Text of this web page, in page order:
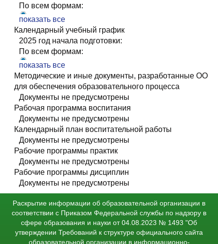
Заочная:
РП_Лабораторное дело
По всем формам:
УП+УТП Лабораторное дело
ОПОП Лабораторное дело
2024 год начала подготовки:
Заочная:
УП_УТП Лабораторное дело_2024
2023 год начала подготовки:
Заочная:
УП_Лабораторное дело
показать все
Календарный учебный график
2025 год начала подготовки:
По всем формам:
УП+УТП Лабораторное дело
ОПОП Лабораторное дело
По всем годам:
Заочная:
КГ_Лабораторное дело
показать все
Методические и иные документы, разработанные ОО
для обеспечения образовательного процесса
Документы не предусмотрены
Рабочая программа воспитания
Документы не предусмотрены
Календарный план воспитательной работы
Документы не предусмотрены
Рабочие программы практик
Документы не предусмотрены
Рабочие программы дисциплин
Документы не предусмотрены
Раскрытие информации об образовательной организации в
соответствии с Приказом Федеральной службы по надзору в
сфере образования и науки от 04.08.2023 № 1493 "Об
утверждении Требований к структуре официального сайта
образовательной организации в информационно-